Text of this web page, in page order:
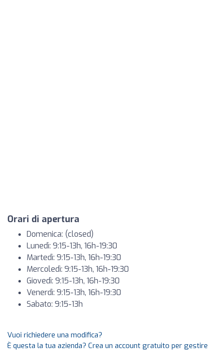
Orari di apertura
Domenica: (closed)
Lunedì: 9:15-13h, 16h-19:30
Martedì: 9:15-13h, 16h-19:30
Mercoledì: 9:15-13h, 16h-19:30
Giovedì: 9:15-13h, 16h-19:30
Venerdì: 9:15-13h, 16h-19:30
Sabato: 9:15-13h
Vuoi richiedere una modifica?
È questa la tua azienda? Crea un account gratuito per gestire